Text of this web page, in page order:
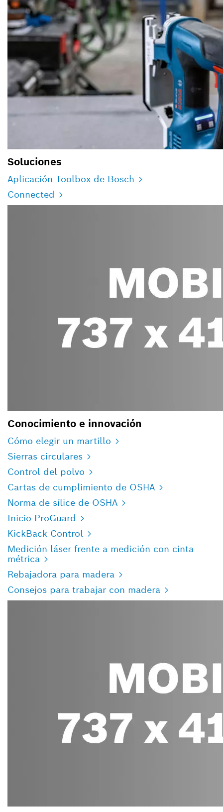
Soluciones
Aplicación Toolbox de Bosch
Connected
Conocimiento e innovación
Cómo elegir un martillo
Sierras circulares
Control del polvo
Cartas de cumplimiento de OSHA
Norma de sílice de OSHA
Inicio ProGuard
KickBack Control
Medición láser frente a medición con cinta
métrica
Rebajadora para madera
Consejos para trabajar con madera